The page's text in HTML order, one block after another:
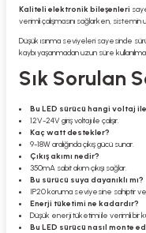
Kaliteli elektronik bileşenleri
verimli çalışmasını sağlarken, sistemin
Düşük ısınma seviyeleri sayesinde
kaybı yaşanmadan uzun süre
Sık Sorulan
Bu LED sürücü hangi voltaj ile
12V-24V giriş voltajı ile çalışır.
Kaç watt destekler?
9-18W aralığında çıkış gücü sunar.
Çıkış akımı nedir?
350mA sabit akım çıkışı sağlar.
Bu sürücü suya dayanıklı mı?
IP20 koruma seviyesine sahiptir ve
Enerji tüketimi ne kadardır?
Düşük enerji tüketimi ile verimli bir
Bu LED sürücü nasıl monte